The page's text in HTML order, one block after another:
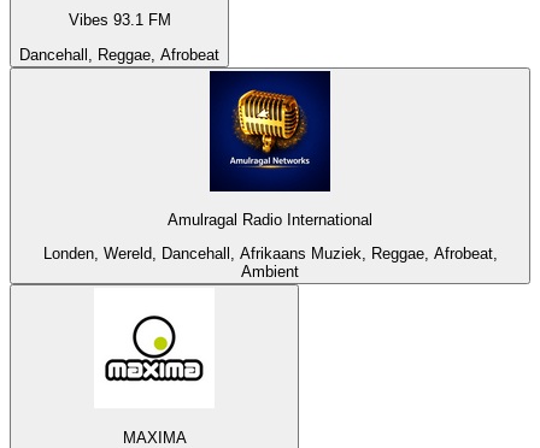
Vibes 93.1 FM
Dancehall, Reggae, Afrobeat
Amulragal Radio International
Londen, Wereld, Dancehall, Afrikaans Muziek, Reggae, Afrobeat,
Ambient
MAXIMA